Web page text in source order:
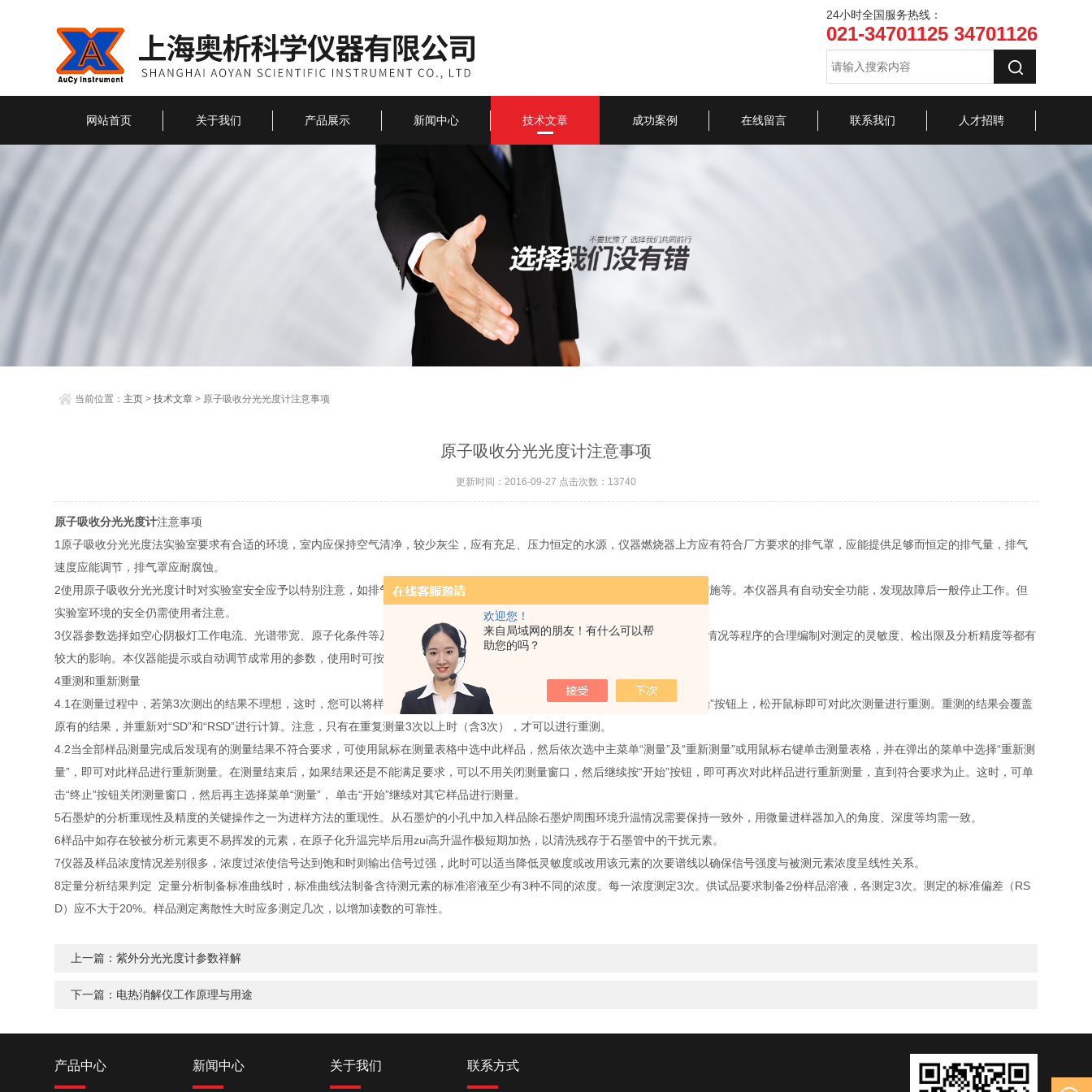
欢迎您！
来自局域网的朋友！有什么可以帮
助您的吗？
24小时全国服务热线：
021-34701125 34701126
网站首页 关于我们 产品展示 新闻中心 技术文章 成功案例 在线留言 联系我们 人才招聘
当前位置： 主页 >技术文章 > 原子吸收分光光度计注意事项
原子吸收分光光度计注意事项
更新时间：2016-09-27 点击次数：13740
原子吸收分光光度计注意事项
1原子吸收分光光度法实验室要求有合适的环境，室内应保持空气清净，较少灰尘，应有充足、压力恒定的水源，仪器燃烧器上方应有符合厂方要求的排气罩，应能提供足够而恒定的排气量，排气
速度应能调节，排气罩应耐腐蚀。
2使用原子吸收分光光度计时对实验室安全应予以特别注意，如排气通风是否良好，突然停电、停水及气流不足或不稳定时的安全措施等。本仪器具有自动安全功能，发现故障后一般停止工作。但
实验室环境的安全仍需使用者注意。
3仪器参数选择如空心阴极灯工作电流、光谱带宽、原子化条件等及石墨炉原子化器的干燥-灰化-原子化各阶段的温度、时间、升温情况等程序的合理编制对测定的灵敏度、检出限及分析精度等都有
较大的影响。本仪器能提示或自动调节成常用的参数，使用时可按情况予以修改。
4重测和重新测量
4.1在测量过程中，若第3次测出的结果不理想，这时，您可以将样品加好，使用鼠标左键单击zui后一个测量结果，并将其拖到“开始”按钮上，松开鼠标即可对此次测量进行重测。重测的结果会覆盖
原有的结果，并重新对“SD”和“RSD”进行计算。注意，只有在重复测量3次以上时（含3次），才可以进行重测。
4.2当全部样品测量完成后发现有的测量结果不符合要求，可使用鼠标在测量表格中选中此样品，然后依次选中主菜单“测量”及“重新测量”或用鼠标右键单击测量表格，并在弹出的菜单中选择“重新测
量”，即可对此样品进行重新测量。在测量结束后，如果结果还是不能满足要求，可以不用关闭测量窗口，然后继续按“开始”按钮，即可再次对此样品进行重新测量，直到符合要求为止。这时，可单
击“终止”按钮关闭测量窗口，然后再主选择菜单“测量”， 单击“开始”继续对其它样品进行测量。
5石墨炉的分析重现性及精度的关键操作之一为进样方法的重现性。从石墨炉的小孔中加入样品除石墨炉周围环境升温情况需要保持一致外，用微量进样器加入的角度、深度等均需一致。
6样品中如存在较被分析元素更不易挥发的元素，在原子化升温完毕后用zui高升温作极短期加热，以清洗残存于石墨管中的干扰元素。
7仪器及样品浓度情况差别很多，浓度过浓使信号达到饱和时则输出信号过强，此时可以适当降低灵敏度或改用该元素的次要谱线以确保信号强度与被测元素浓度呈线性关系。
8定量分析结果判定 定量分析制备标准曲线时，标准曲线法制备含待测元素的标准溶液至少有3种不同的浓度。每一浓度测定3次。供试品要求制备2份样品溶液，各测定3次。测定的标准偏差（RS
D）应不大于20%。样品测定离散性大时应多测定几次，以增加读数的可靠性。
上一篇：紫外分光光度计参数祥解
下一篇： 电热消解仪工作原理与用途
产品中心 新闻中心 关于我们 联系方式